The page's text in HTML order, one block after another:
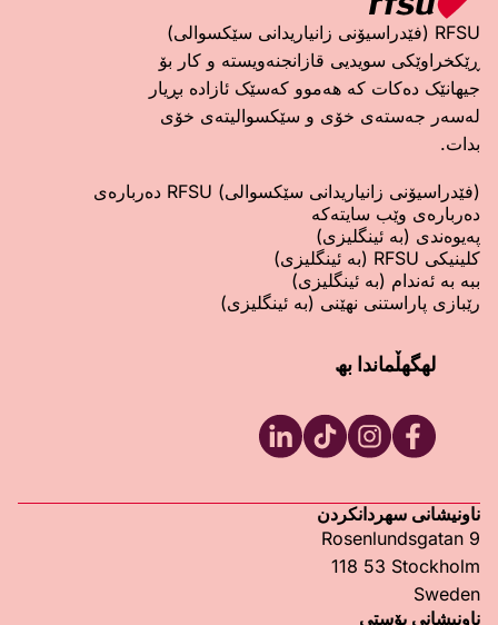
RFSU (فێدراسیۆنی زانیاریدانی سێکسوالی)
ڕێکخراوێکی سویدیی قازانجنەویستە و کار بۆ
جیهانێک دەکات کە هەموو کەسێک ئازادە بڕیار
لەسەر جەستەی خۆی و سێکسوالیتەی خۆی
بدات.
(فێدراسیۆنی زانیاریدانی سێکسوالی) RFSU دەربارەی
دەربارەی وێب سایتەکە
پەیوەندی (بە ئینگلیزی)
کلینیکی RFSU (بە ئینگلیزی)
ببە بە ئەندام (بە ئینگلیزی)
رێبازی پاراستنی نهێنی (بە ئینگلیزی)
لھگھڵماندا بھ
ناونیشانی سھردانکردن
Rosenlundsgatan 9
118 53 Stockholm
Sweden
ناونیشانی پۆستی